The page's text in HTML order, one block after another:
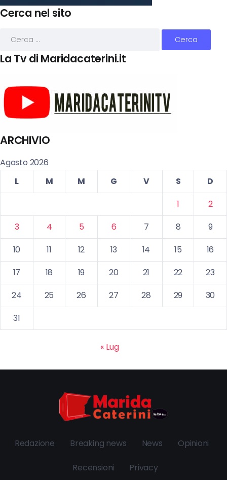
Cerca nel sito
La Tv di Maridacaterini.it
ARCHIVIO
Agosto 2026
L
M M G V S
D
1
2
3
4 5 6 7 8
9
10
11 12 13 14 15
16
17
18 19 20 21 22
23
24
25 26 27 28 29
30
31
« Lug
Redazione Breaking news News Opinioni
Recensioni Privacy